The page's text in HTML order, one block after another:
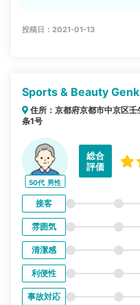
投稿日：2021-01-13
Sports & Beauty
住所：京都府京都市中京区
条1号
50代 男性
総合
評価
接客
雰囲気
清潔感
利便性
事故対応